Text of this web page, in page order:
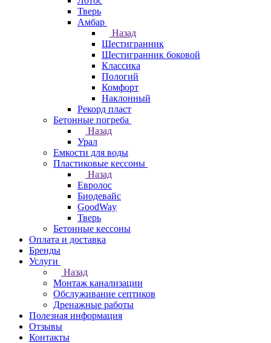
Тверь
Амбар
Назад
Шестигранник
Шестигранник боковой
Классика
Пологий
Комфорт
Наклонный
Рекорд пласт
Бетонные погреба
Назад
Урал
Емкости для воды
Пластиковые кессоны
Назад
Евролос
Биодевайс
GoodWay
Тверь
Бетонные кессоны
Оплата и доставка
Бренды
Услуги
Назад
Монтаж канализации
Обслуживание септиков
Дренажные работы
Полезная информация
Отзывы
Контакты